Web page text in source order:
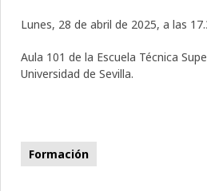
Lunes, 28 de abril de 2025, a las
Aula 101 de la Escuela Técnica
Universidad de Sevilla.
Formación